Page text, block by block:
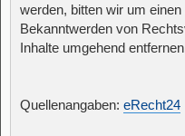
werden, bitten wir um
Bekanntwerden von
Inhalte umgehend
Quellenangaben: eRecht24